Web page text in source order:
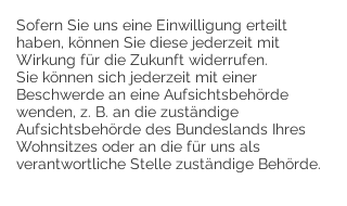
Sofern Sie uns eine Einwilligung erteilt
haben, können Sie diese jederzeit mit
Wirkung für die Zukunft widerrufen.
Sie können sich jederzeit mit einer
Beschwerde an eine Aufsichtsbehörde
wenden, z. B. an die zuständige
Aufsichtsbehörde des Bundeslands Ihres
Wohnsitzes oder an die für uns als
verantwortliche Stelle zuständige Behörde.